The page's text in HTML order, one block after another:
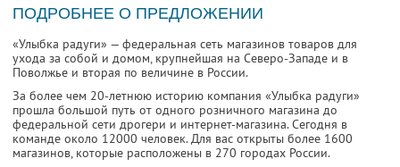
ПОДРОБНЕЕ О ПРЕДЛОЖЕНИИ
«Улыбка радуги» — федеральная сеть магазинов товаров для
ухода за собой и домом, крупнейшая на Северо-Западе и в
Поволжье и вторая по величине в России.
За более чем 20-летнюю историю компания «Улыбка радуги»
прошла большой путь от одного розничного магазина до
федеральной сети дрогери и интернет-магазина. Сегодня в
команде около 12000 человек. Для вас открыты более 1600
магазинов, которые расположены в 270 городах России.